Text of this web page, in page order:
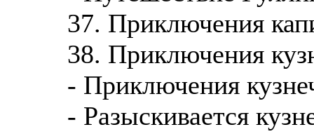
37. Приключения
38. Приключения
- Приключения
- Разыскивается